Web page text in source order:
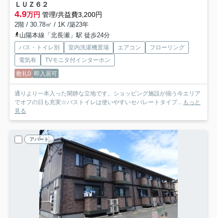
ＬＵＺ６２
4.9万円 管理/共益費3,200円
2階 / 30.78㎡ / 1K /築23年
山陽本線「北長瀬」駅 徒歩24分
バス・トイレ別 室内洗濯機置場 エアコン
フローリング
電気有
TVモニタ付インターホン
敷礼0 即入居可
通りより一本入った閑静な立地です。ショッピング施設が揃う今エリア
でオフの日も充実☆バストイレは使いやすいセパレートタイプ... もっと
見る
アパート